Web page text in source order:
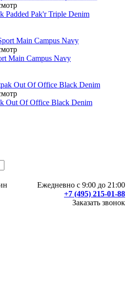
Padded Pak'r Triple Denim
Main Campus Navy
Out Of Office Black Denim
Ежедневно с 9:00 до 21:00
+7 (495) 215-01-88
Заказать звонок